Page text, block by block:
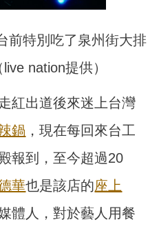
前特別吃了泉州街大排
nation提供）
紅出道後來迷上台灣
鍋 ，現在每回來台工
報到，至今超過20
華也是該店的座上
體人，對於藝人用餐